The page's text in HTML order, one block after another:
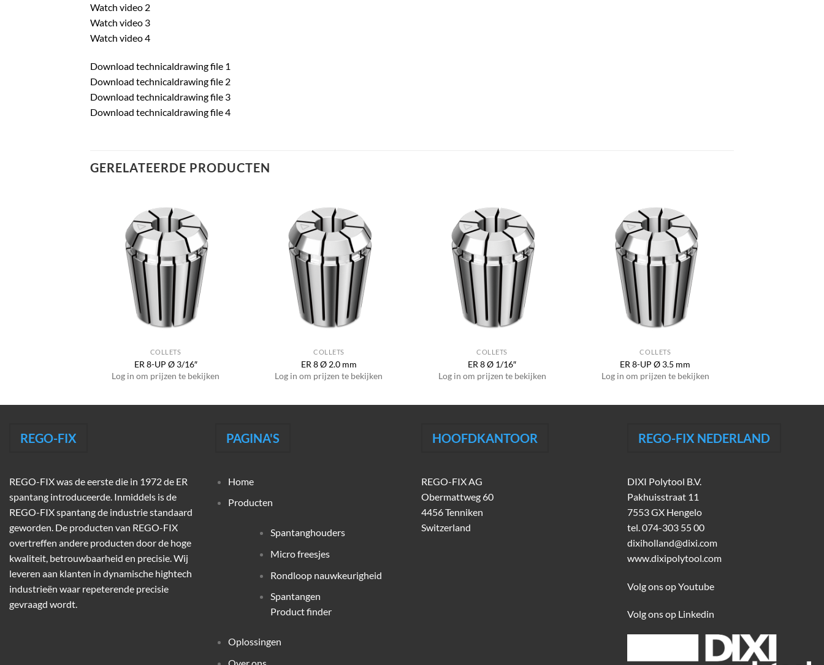
Watch video 2
Watch video 3
Watch video 4
Download technicaldrawing file 1
Download technicaldrawing file 2
Download technicaldrawing file 3
Download technicaldrawing file 4
GERELATEERDE PRODUCTEN
COLLETS
ER 8-UP Ø 3/16″
Log in om prijzen te bekijken
COLLETS
ER 8 Ø 2.0 mm
Log in om prijzen te bekijken
COLLETS
ER 8 Ø 1/16″
Log in om prijzen te bekijken
COLLETS
ER 8-UP Ø 3.5 mm
Log in om prijzen te bekijken
REGO-FIX
REGO-FIX was de eerste die in 1972 de ER
spantang introduceerde. Inmiddels is de
REGO-FIX spantang de industrie standaard
geworden. De producten van REGO-FIX
overtreffen andere producten door de hoge
kwaliteit, betrouwbaarheid en precisie. Wij
leveren aan klanten in dynamische hightech
industrieën waar repeterende precisie
gevraagd wordt.
PAGINA'S
Home
Producten
Spantanghouders
Micro freesjes
Rondloop nauwkeurigheid
Spantangen
Product finder
Oplossingen
HOOFDKANTOOR
REGO-FIX AG
Obermattweg 60
4456 Tenniken
Switzerland
REGO-FIX NEDERLAND
DIXI Polytool B.V.
Pakhuisstraat 11
7553 GX Hengelo
tel. 074-303 55 00
dixiholland@dixi.com
www.dixipolytool.com
Volg ons op Youtube
Volg ons op Linkedin